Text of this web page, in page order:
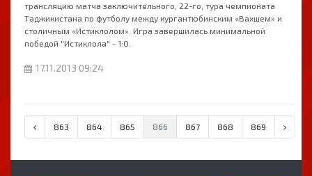
трансляцию матча заключительного, 22-го, тура чемпионата
Таджикистана по футболу между кургантюбинским «Вахшем» и
столичным «Истиклолом». Игра завершилась минимальной
победой "Истиклола" - 1:0.
17.11.2013 09:24
863 864 865 866 867 868 869